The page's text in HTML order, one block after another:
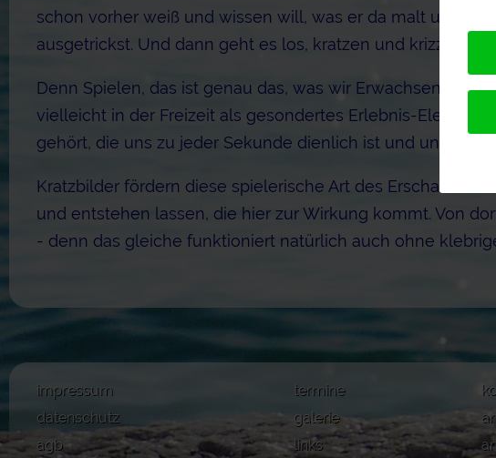
schon vorher weiß und wissen will, was er da malt und
ausgetrickst. Und dann geht es los, kratzen und krizzeln,
Denn Spielen, das ist genau das, was wir Erwachsenen
vielleicht in der Freizeit als gesondertes Erlebnis-
gehört, die uns zu jeder Sekunde dienlich ist und uns hilft
Kratzbilder fördern diese spielerische Art des Erschaffens
und entstehen lassen, die hier zur Wirkung kommt. Von
- denn das gleiche funktioniert natürlich auch ohne
impressum
datenschutz
agb
termine
galerie
links